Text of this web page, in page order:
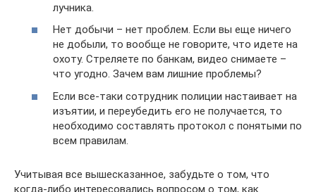
лучника.
Нет добычи – нет проблем. Если вы еще ничего
не добыли, то вообще не говорите, что идете на
охоту. Стреляете по банкам, видео снимаете –
что угодно. Зачем вам лишние проблемы?
Если все-таки сотрудник полиции настаивает на
изъятии, и переубедить его не получается, то
необходимо составлять протокол с понятыми по
всем правилам.
Учитывая все вышесказанное, забудьте о том, что
когда-либо интересовались вопросом о том, как